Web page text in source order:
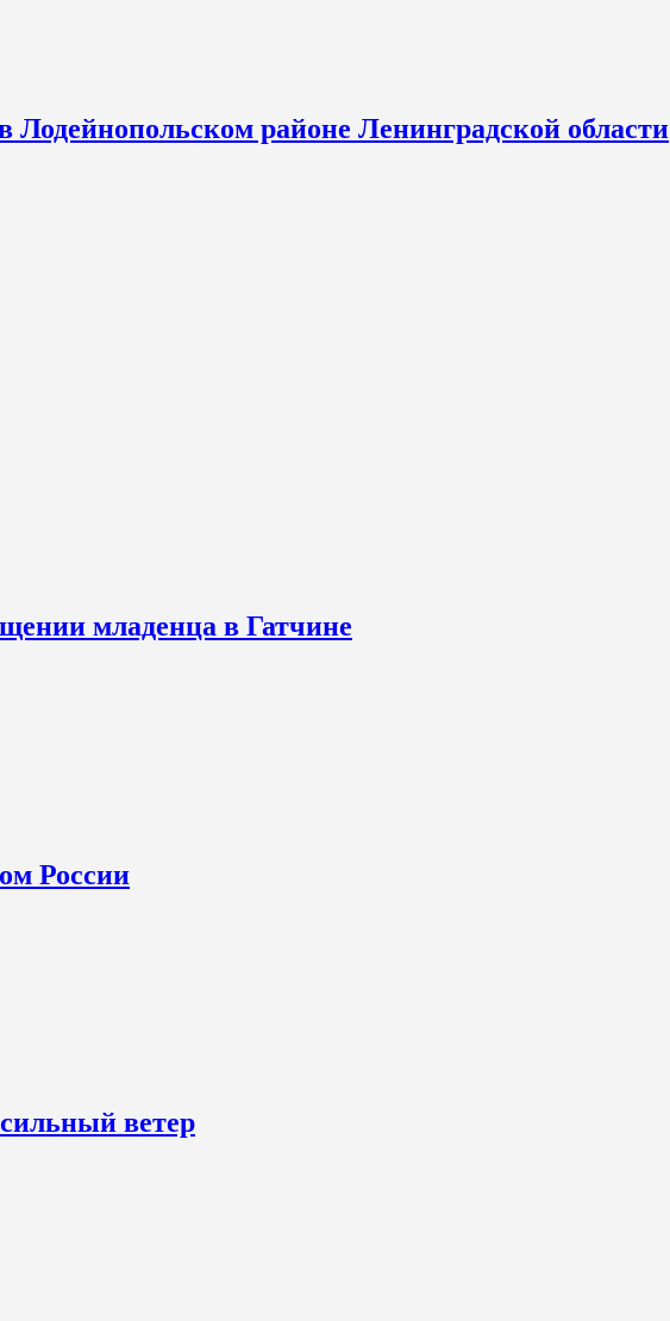
Лодейнопольском районе Ленинградской области
младенца в Гатчине
России
ветер